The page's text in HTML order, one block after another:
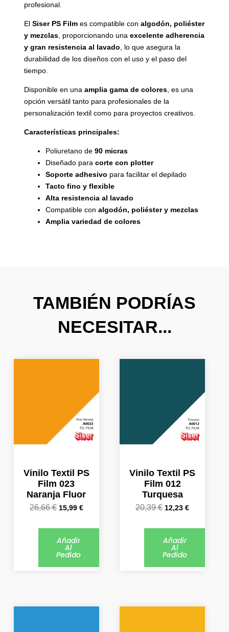
profesional.
El Siser PS Filmes compatible con algodón, poliéster
y mezclas, proporcionando una excelente adherencia
y gran resistencia al lavado, lo que asegura la
durabilidad de los diseños con el uso y el paso del
tiempo.
Disponible en una amplia gama de colores, es una
opción versátil tanto para profesionales de la
personalización textil como para proyectos creativos.
Características principales:
Poliuretano de 90 micras
Diseñado para corte con plotter
Soporte adhesivo para facilitar el depilado
Tacto fino y flexible
Alta resistencia al lavado
Compatible con algodón, poliéster y mezclas
Amplia variedad de colores
TAMBIÉN PODRÍAS
NECESITAR...
Vinilo Textil PS
Film 023
Naranja Fluor
26,66€
26,66 €.
15,99 €
15,99 €.
Añadir
Al
Pedido
Vinilo Textil PS
Film 012
Turquesa
20,39€
20,39 €.
12,23€
12,23 €.
Añadir
Al
Pedido